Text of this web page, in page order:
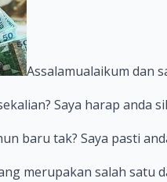
Assalamualaikum dan
Saya harap anda
baru tak? Saya pasti
merupakan salah satu